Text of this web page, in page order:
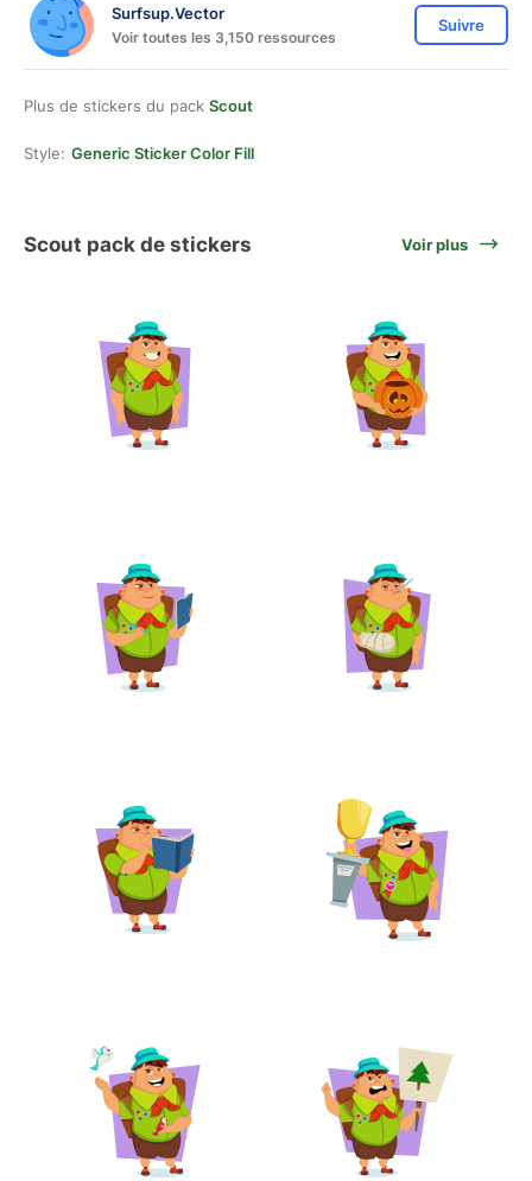
Surfsup.Vector
Voir toutes les 3,150 ressources
Suivre
Plus de stickers du pack Scout
Style: Generic Sticker Color Fill
Scout pack de stickers Voir plus